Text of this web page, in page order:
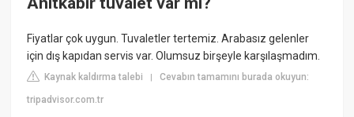
Fiyatlar çok uygun. Tuvaletler tertemiz. Arabasız gelenler
için dış kapıdan servis var. Olumsuz birşeyle karşılaşmadım.
Kaynak kaldırma talebi |Cevabın tamamını burada okuyun:
tripadvisor.com.tr